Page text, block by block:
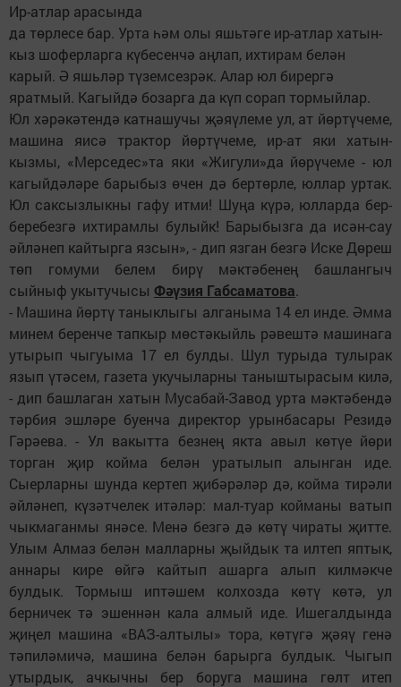
Ир-атлар арасында
да төрлесе бар. Урта һәм олы яшьтәге ир-атлар хатын-
кыз шоферларга күбесенчә аңлап, ихтирам белән
карый. Ә яшьләр түземсезрәк. Алар юл бирергә
яратмый. Кагыйдә бозарга да күп сорап тормыйлар.
Юл хәрәкәтендә катнашучы җәяүлеме ул, ат йөртүчеме,
машина яисә трактор йөртүчеме, ир-ат яки хатын-
кызмы, «Мерседес»та яки «Жигули»да йөрүчеме - юл
кагыйдәләре барыбыз өчен дә бертөрле, юллар уртак.
Юл саксызлыкны гафу итми! Шуңа күрә, юлларда бер-
беребезгә ихтирамлы булыйк! Барыбызга да исән-сау
әйләнеп кайтырга язсын», - дип язган безгә Иске Дөреш
төп гомуми белем бирү мәктәбенең башлангыч
сыйныф укытучысы Фәүзия Габсаматова.
- Машина йөртү таныклыгы алганыма 14 ел инде. Әмма
минем беренче тапкыр мөстәкыйль рәвештә машинага
утырып чыгуыма 17 ел булды. Шул турыда тулырак
язып үтәсем, газета укучыларны таныштырасым килә,
- дип башлаган хатын Мусабай-Завод урта мәктәбендә
тәрбия эшләре буенча директор урынбасары Резидә
Гәрәева. - Ул вакытта безнең якта авыл көтүе йөри
торган җир койма белән уратылып алынган иде.
Сыерларны шунда кертеп җибәрәләр дә, койма тирәли
әйләнеп, күзәтчелек итәләр: мал-туар койманы ватып
чыкмаганмы янәсе. Менә безгә дә көтү чираты җитте.
Улым Алмаз белән малларны җыйдык та илтеп яптык,
аннары кире өйгә кайтып ашарга алып килмәкче
булдык. Тормыш иптәшем колхозда көтү көтә, ул
берничек тә эшеннән кала алмый иде. Ишегалдында
җиңел машина «ВАЗ-алтылы» тора, көтүгә җәяү генә
тәпиләмичә, машина белән барырга булдык. Чыгып
утырдык, ачкычны бер боруга машина гөлт итеп